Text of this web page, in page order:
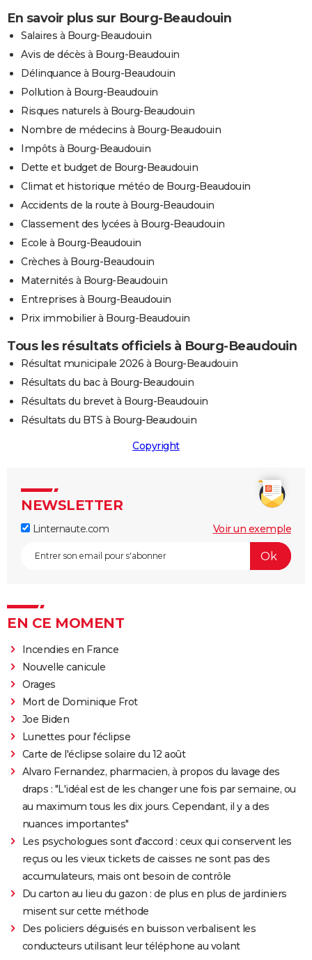
En savoir plus sur Bourg-Beaudouin
Salaires à Bourg-Beaudouin
Avis de décès à Bourg-Beaudouin
Délinquance à Bourg-Beaudouin
Pollution à Bourg-Beaudouin
Risques naturels à Bourg-Beaudouin
Nombre de médecins à Bourg-Beaudouin
Impôts à Bourg-Beaudouin
Dette et budget de Bourg-Beaudouin
Climat et historique météo de Bourg-Beaudouin
Accidents de la route à Bourg-Beaudouin
Classement des lycées à Bourg-Beaudouin
Ecole à Bourg-Beaudouin
Crèches à Bourg-Beaudouin
Maternités à Bourg-Beaudouin
Entreprises à Bourg-Beaudouin
Prix immobilier à Bourg-Beaudouin
Tous les résultats officiels à Bourg-Beaudouin
Résultat municipale 2026 à Bourg-Beaudouin
Résultats du bac à Bourg-Beaudouin
Résultats du brevet à Bourg-Beaudouin
Résultats du BTS à Bourg-Beaudouin
Copyright
NEWSLETTER
Linternaute.com Voir un exemple
EN CE MOMENT
Incendies en France
Nouvelle canicule
Orages
Mort de Dominique Frot
Joe Biden
Lunettes pour l'éclipse
Carte de l'éclipse solaire du 12 août
Alvaro Fernandez, pharmacien, à propos du lavage des
draps : "L'idéal est de les changer une fois par semaine, ou
au maximum tous les dix jours. Cependant, il y a des
nuances importantes"
Les psychologues sont d'accord : ceux qui conservent les
reçus ou les vieux tickets de caisses ne sont pas des
accumulateurs, mais ont besoin de contrôle
Du carton au lieu du gazon : de plus en plus de jardiniers
misent sur cette méthode
Des policiers déguisés en buisson verbalisent les
conducteurs utilisant leur téléphone au volant